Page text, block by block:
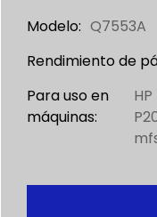
Modelo: Q7553A
Rendimiento de
Para uso en
máquinas: